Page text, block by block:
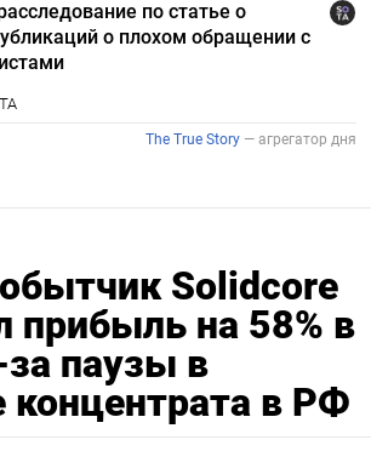
Solidcore
прибыль на 58% в
паузы в
концентрата в РФ